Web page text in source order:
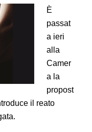
È
passat
a ieri
alla
Camer
a la
propost
il reato